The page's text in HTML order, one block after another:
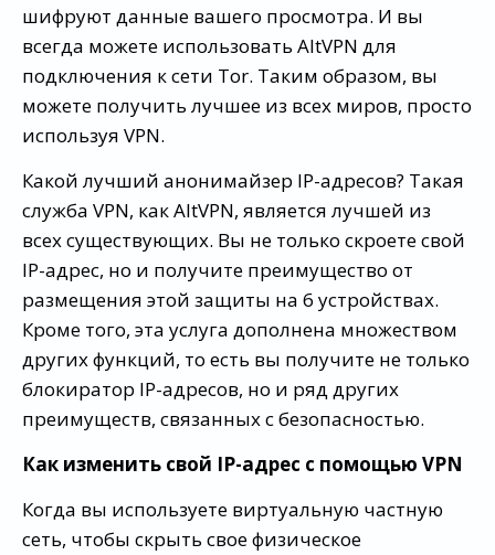
шифруют данные вашего просмотра. И вы
всегда можете использовать AltVPN для
подключения к сети Tor. Таким образом, вы
можете получить лучшее из всех миров, просто
используя VPN.
Какой лучший анонимайзер IP-адресов? Такая
служба VPN, как AltVPN, является лучшей из
всех существующих. Вы не только скроете свой
IP-адрес, но и получите преимущество от
размещения этой защиты на 6 устройствах.
Кроме того, эта услуга дополнена множеством
других функций, то есть вы получите не только
блокиратор IP-адресов, но и ряд других
преимуществ, связанных с безопасностью.
Как изменить свой IP-адрес с помощью VPN
Когда вы используете виртуальную частную
сеть, чтобы скрыть свое физическое